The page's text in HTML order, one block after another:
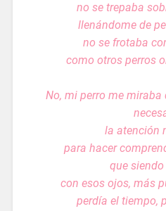
no se trepaba
llenándome de
no se frotaba
como otros perros
No, mi perro me
la atención
para hacer
que siendo
con esos ojos, más
perdía el tiempo,